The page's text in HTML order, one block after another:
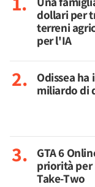
dollari per
terreni
per l'IA
Odissea
miliardo di
GTA 6
priorità per
Take-Two